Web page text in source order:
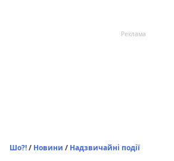
Шо?!/ Новини / Надзвичайні події